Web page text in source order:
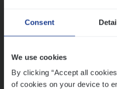
Consent
We use cookies
By clicking “Accept all
of cookies on your device to
Ons